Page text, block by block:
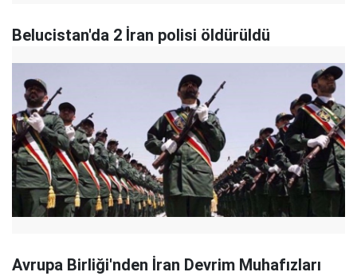
Belucistan'da 2 İran polisi öldürüldü
Avrupa Birliği'nden İran Devrim Muhafızları